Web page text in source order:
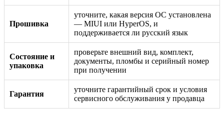
Прошивка
уточните, какая версия ОС установлена
— MIUI или HyperOS, и
поддерживается ли русский язык
Состояние и
упаковка
проверьте внешний вид, комплект,
документы, пломбы и серийный номер
при получении
Гарантия
уточните гарантийный срок и условия
сервисного обслуживания у продавца